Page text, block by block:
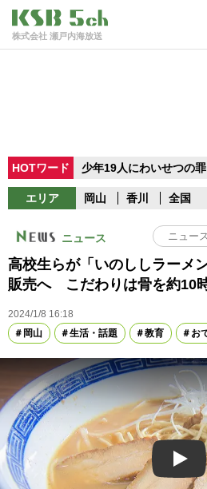
株式会社 瀬戸内海放送
HOTワード 少年19人にわいせつの罪
エリア 岡山 香川 全国
ニュース
高校生らが「いのししラーメ
販売へ こだわりは骨を約10
2024/1/8 16:18
岡山
生活・話題 教育 お
Play